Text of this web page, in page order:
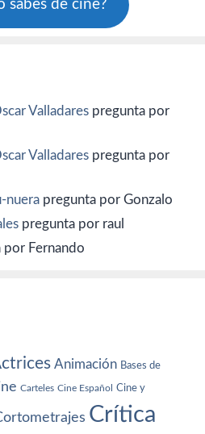
sabes de cine?
Valladares pregunta por
Valladares pregunta por
nuera pregunta por Gonzalo
pregunta por raul
por Fernando
Animación Bases de
Carteles Cine Español Cine y
Crítica